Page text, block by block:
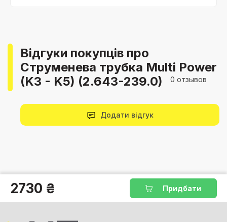
Відгуки покупців про
Струменева трубка Multi Power
(K3 - K5) (2.643-239.0)
0 отзывов
Додати відгук
2730 ₴ Придбати